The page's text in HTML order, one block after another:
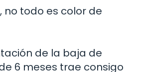
no todo es color de
de la baja de
6 meses trae consigo